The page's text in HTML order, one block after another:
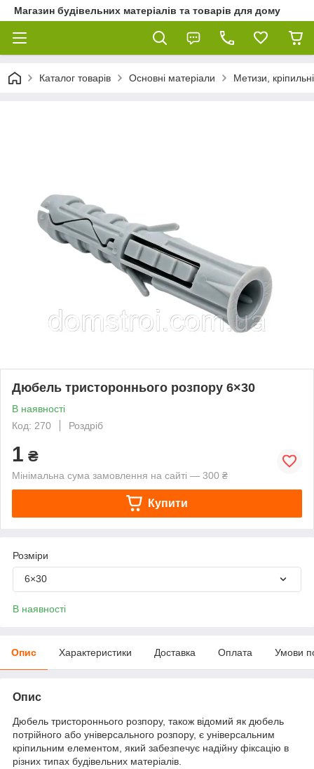
Магазин будівельних матеріалів та товарів для дому
Каталог товарів Основні матеріали Метизи,
Дюбель тристороннього розпору 6×30
В наявності
Код: 270
Роздріб
1 ₴
Мінімальна сума замовлення на сайті — 300 ₴
Купити
Розміри
6×30
В наявності
Опис Характеристики Доставка Оплата Умови
Опис
Дюбель тристороннього розпору, також відомий як дюбель
потрійного або універсального розпору, є універсальним
кріпильним елементом, який забезпечує надійну фіксацію в
різних типах будівельних матеріалів.